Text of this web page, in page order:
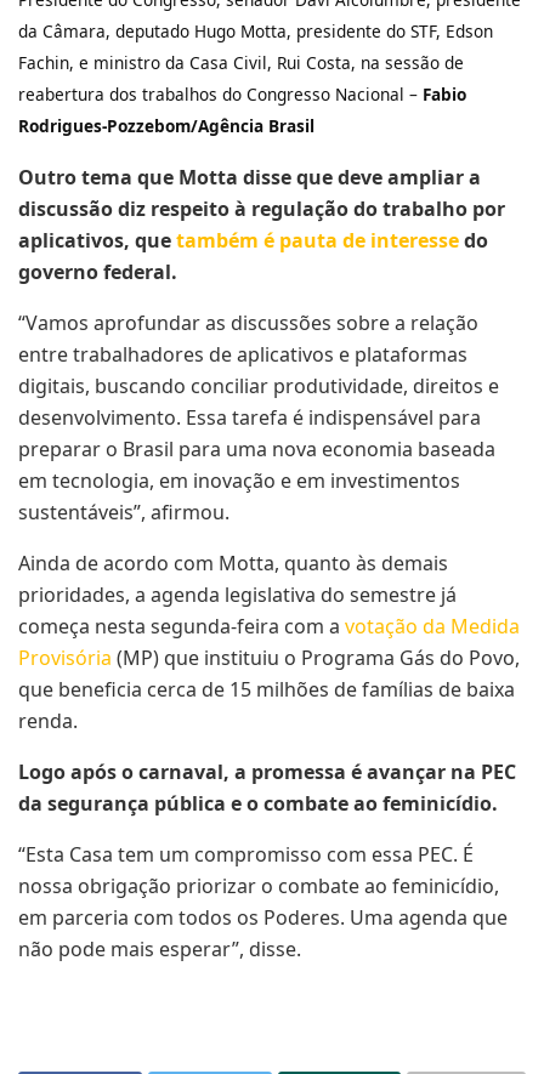
da Câmara, deputado Hugo Motta, presidente do STF, Edson
Fachin, e ministro da Casa Civil, Rui Costa, na sessão de
reabertura dos trabalhos do Congresso Nacional – Fabio
Rodrigues-Pozzebom/Agência Brasil
Outro tema que Motta disse que deve ampliar a
discussão diz respeito à regulação do trabalho por
aplicativos, quetambém é pauta de interessedo
governo federal.
“Vamos aprofundar as discussões sobre a relação
entre trabalhadores de aplicativos e plataformas
digitais, buscando conciliar produtividade, direitos e
desenvolvimento. Essa tarefa é indispensável para
preparar o Brasil para uma nova economia baseada
em tecnologia, em inovação e em investimentos
sustentáveis”, afirmou.
Ainda de acordo com Motta, quanto às demais
prioridades, a agenda legislativa do semestre já
começa nesta segunda-feira com a votação da Medida
Provisória (MP) que instituiu o Programa Gás do Povo,
que beneficia cerca de 15 milhões de famílias de baixa
renda.
Logo após o carnaval, a promessa é avançar na PEC
da segurança pública e o combate ao feminicídio.
“Esta Casa tem um compromisso com essa PEC. É
nossa obrigação priorizar o combate ao feminicídio,
em parceria com todos os Poderes. Uma agenda que
não pode mais esperar”, disse.